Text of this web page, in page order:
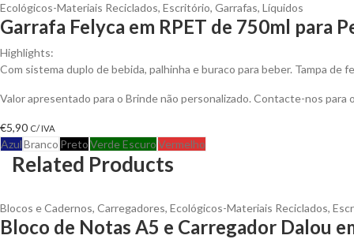
Ecológicos-Materiais Reciclados, Escritório, Garrafas, Líquidos
Garrafa Felyca em RPET de 750ml para
Highlights:
Com sistema duplo de bebida, palhinha e buraco para beber. Tampa de
Valor apresentado para o Brinde não personalizado. Contacte-nos
€5,90 C/ IVA
AzulBranco PretoVerde EscuroVermelho
Related Products
Blocos e Cadernos, Carregadores, Ecológicos-Materiais Reciclados,
Bloco de Notas A5 e Carregador Dalou